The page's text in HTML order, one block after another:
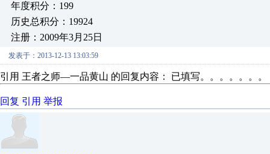
年度积分：199
历史总积分：19924
注册：2009年3月25日
发表于：2013-12-13 13:03:59
引用 王者之师—一品黄山 的回复内容： 已填写。。。。。
回复 引用 举报